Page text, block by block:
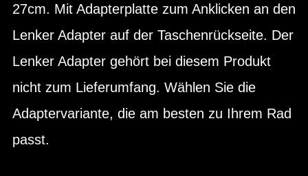
27cm. Mit Adapterplatte zum Anklicken an den
Lenker Adapter auf der Taschenrückseite. Der
Lenker Adapter gehört bei diesem Produkt
nicht zum Lieferumfang. Wählen Sie die
Adaptervariante, die am besten zu Ihrem Rad
passt.